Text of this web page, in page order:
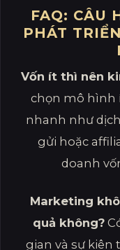
FAQ: CÂU
PHÁT
Vốn ít thì nên
chọn mô hình
nhanh như
gửi hoặc
doanh
Marketing
quả không?
gian và sự kiên